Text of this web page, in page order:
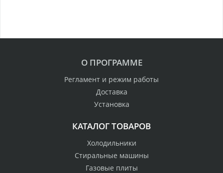
О ПРОГРАММЕ
Регламент и режим работы
Доставка
Установка
КАТАЛОГ ТОВАРОВ
Холодильники
Стиральные машины
Газовые плиты